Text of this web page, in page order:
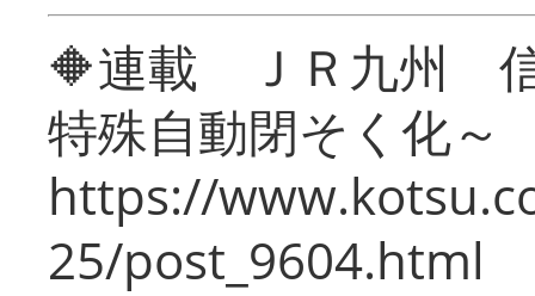
🔶連載 ＪＲ九州 信
特殊自動閉そく化～
https://
25/post_9604.html